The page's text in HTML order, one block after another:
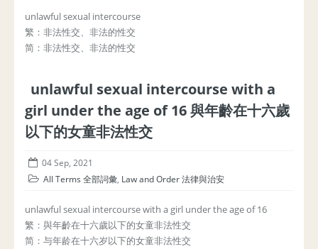
unlawful sexual intercourse
繁：非法性交、非法的性交
简：非法性交、非法的性交
unlawful sexual intercourse with a
girl under the age of 16 與年齡在十六歲
以下的女童非法性交
04 Sep, 2021
All Terms 全部詞彙, Law and Order 法律與治安
unlawful sexual intercourse with a girl under the age of 16
繁：與年齡在十六歲以下的女童非法性交
简：与年龄在十六岁以下的女童非法性交